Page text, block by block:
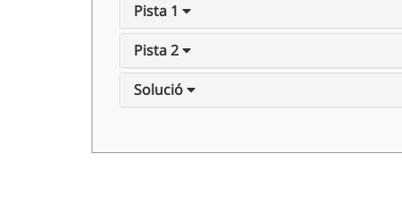
Pista 1
Pista 2
Solució